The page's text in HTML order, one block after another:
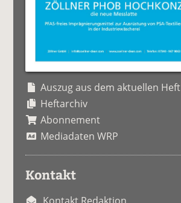
Auszug aus dem aktuellen Heft
Heftarchiv
Abonnement
Mediadaten WRP
Kontakt
Kontakt Redaktion